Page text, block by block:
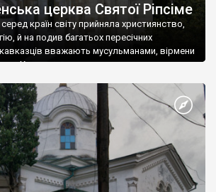
церква Святої Ріпсіме
країн світу прийняла християнство,
й на подив багатьох пересічних
кавказців вважають мусульманами, вірмени
Христа